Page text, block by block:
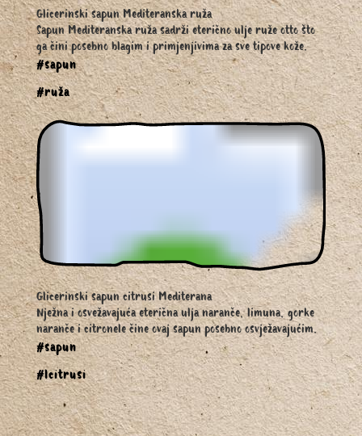
Glicerinski sapun Mediteranska ruža
Sapun Mediteranska ruža sadrži eterično ulje ruže otto što
ga čini posebno blagim i primjenjivima za sve tipove kože.
#sapun
#ruža
Glicerinski sapun citrusi Mediterana
Nježna i osvežavajuća eterična ulja naranče, limuna, gorke
naranče i citronele čine ovaj sapun posebno osvježavajućim.
#sapun
#lcitrusi